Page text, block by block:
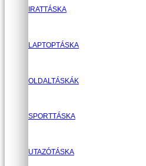
IRATTÁSKA
LAPTOPTÁSKA
OLDALTÁSKÁK
SPORTTÁSKA
UTAZÓTÁSKA